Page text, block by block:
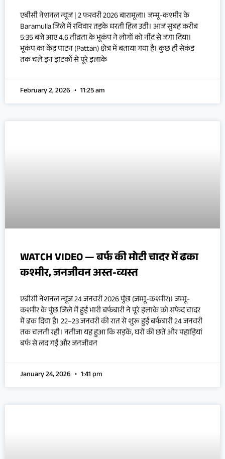
एबीसी नेशनल न्यूज | 2 फरवरी 2026 बारामूला। जम्मू-कश्मीर के
Baramulla जिले में रविवार तड़के धरती हिल उठी। आज सुबह करीब
5:35 बजे आए 4.6 तीव्रता के भूकंप ने लोगों को नींद से जगा दिया।
भूकंप का केंद्र पाटन (Pattan) क्षेत्र में बताया गया है। कुछ ही सेकंड
तक चले इन झटकों से पूरे इलाके
February 2, 2026 11:25 am
WATCH VIDEO — बर्फ की मोटी चादर में ढका
कश्मीर, जनजीवन अस्त-व्यस्त
एबीसी नेशनल न्यूज 24 जनवरी 2026 पुंछ (जम्मू-कश्मीर)। जम्मू-
कश्मीर के पुंछ जिले में हुई भारी बर्फबारी ने पूरे इलाके को सफेद चादर
में ढक दिया है। 22–23 जनवरी की रात से शुरू हुई बर्फबारी 24 जनवरी
तक चलती रही। नतीजा यह हुआ कि सड़कें, घरों की छतें और पहाड़ियां
बर्फ से लद गईं और जनजीवन
January 24, 2026 1:41 pm